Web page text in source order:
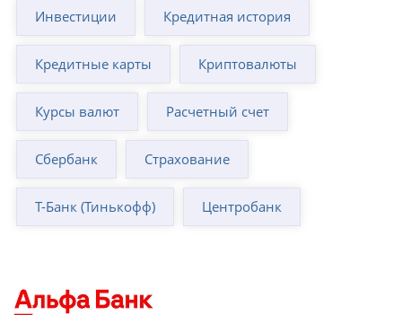
Инвестиции Кредитная история
Кредитные карты Криптовалюты
Курсы валют Расчетный счет
Сбербанк Страхование
Т-Банк (Тинькофф) Центробанк